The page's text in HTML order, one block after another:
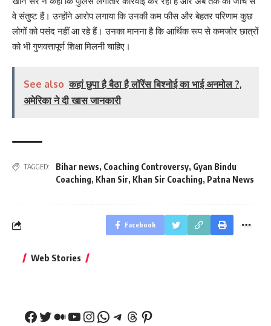
वे संतुष्ट हैं। उन्होंने आरोप लगाया कि उनकी कम फीस और बेहतर परिणाम कुछ
लोगों को पसंद नहीं आ रहे हैं। उनका मानना है कि आर्थिक रूप से कमजोर छात्रों
को भी गुणवत्तापूर्ण शिक्षा मिलनी चाहिए।
See also कहां छुपा है बैठा है लॉरेंस बिश्नोई का भाई अनमोल ?,
अमेरिका ने दी खास जानकारी
TAGGED: Bihar news, Coaching Controversy, Gyan Bindu
Coaching, Khan Sir, Khan Sir Coaching, Patna News
Facebook
Web Stories
नीतीश कुमार का पहला